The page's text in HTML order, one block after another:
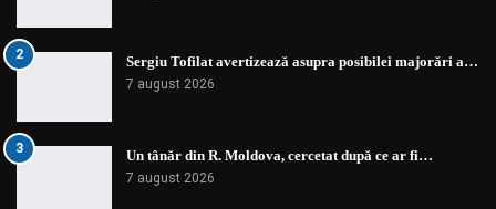
2 Sergiu Tofilat avertizează asupra posibilei majorări a…
7 august 2026
3 Un tânăr din R. Moldova, cercetat după ce ar fi…
7 august 2026